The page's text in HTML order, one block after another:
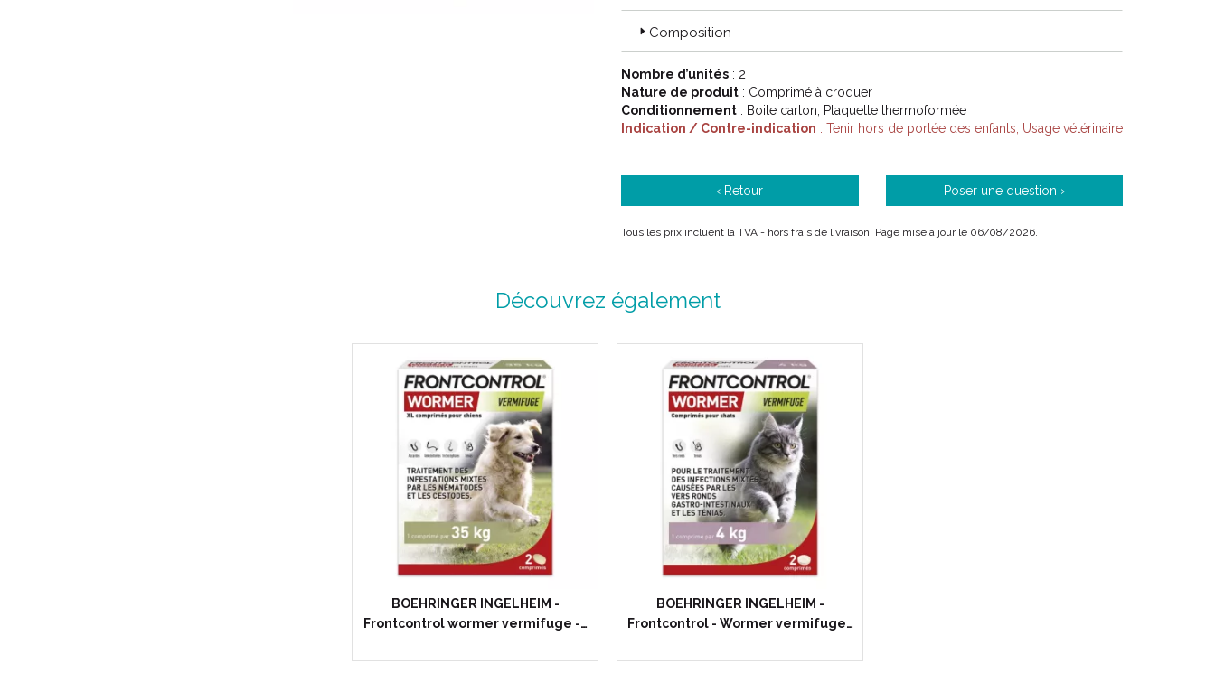
Composition
Nombre d’unités : 2
Nature de produit : Comprimé à croquer
Conditionnement : Boite carton, Plaquette thermoformée
Indication / Contre-indication : Tenir hors de portée des enfants, Usage vétérinaire
‹ Retour Poser une question ›
Tous les prix incluent la TVA - hors frais de livraison. Page mise à jour le 06/08/2026.
Découvrez également
BOEHRINGER INGELHEIM -
Frontcontrol wormer vermifuge -…
BOEHRINGER INGELHEIM -
Frontcontrol - Wormer vermifuge…